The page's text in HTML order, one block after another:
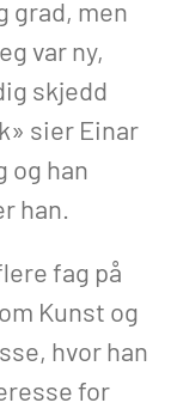
grad, men
var ny,
skjedd
sier Einar
og han
han.
fag på
Kunst og
hvor han
for